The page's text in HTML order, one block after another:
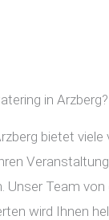
in Arzberg?
bietet viele
Unser Team
wird Ihnen